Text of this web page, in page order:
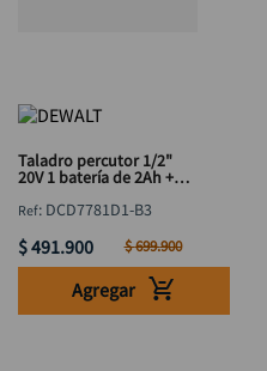
Taladro percutor 1/2"
20V 1 batería de 2Ah +
DCD7781D1-B3
Dewalt DW2700
: DCD7781D1-B3
$491.900 $699.900
Agregar